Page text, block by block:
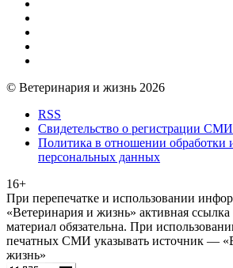
© Ветеринария и жизнь 2026
RSS
Свидетельство о регистрации СМИ
Политика в отношении обработки
персональных данных
16+
При перепечатке и использовании
«Ветеринария и жизнь» активная
материал обязательна. При
печатных СМИ указывать источник —
жизнь»